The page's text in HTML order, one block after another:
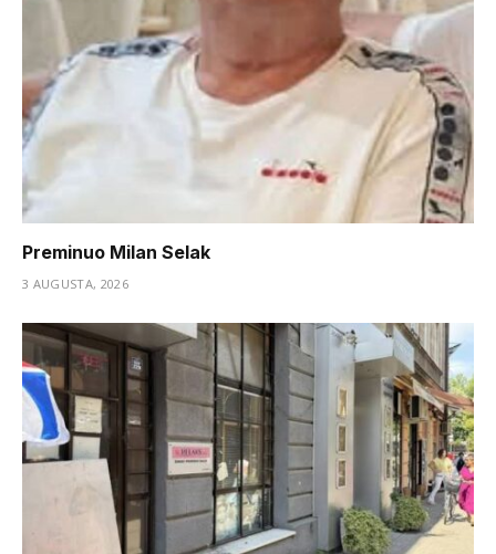
Preminuo Milan Selak
3 AUGUSTA, 2026